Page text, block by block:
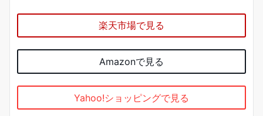
楽天市場で見る
Amazonで見る
Yahoo!ショッピングで見る